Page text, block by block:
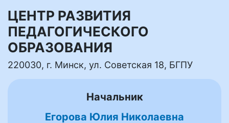
ЦЕНТР РАЗВИТИЯ
ПЕДАГОГИЧЕСКОГО
ОБРАЗОВАНИЯ
220030, г. Минск, ул. Советская 18, БГПУ
Начальник
Егорова Юлия Николаевна